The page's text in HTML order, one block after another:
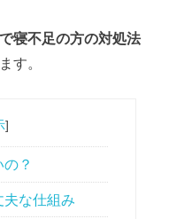
で寝不足の方の対処法
す。
]
？
夫な仕組み